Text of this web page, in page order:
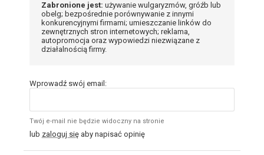
Zabronione jest: używanie wulgaryzmów, gróźb lub
obelg; bezpośrednie porównywanie z innymi
konkurencyjnymi firmami; umieszczanie linków do
zewnętrznych stron internetowych; reklama,
autopromocja oraz wypowiedzi niezwiązane z
działalnością firmy.
Wprowadź swój email:
Twój e-mail nie będzie widoczny na stronie
lub zaloguj się aby napisać opinię